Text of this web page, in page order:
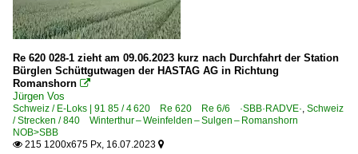
Winterthur
Bahntechnische Einrichtungen und Kunstbauten
Fahrleitung
Tunnel, Viadukte und Kreuzungsbauwerke
Dampfloks | Fahrzeuge ausländischer Baureihen
Re 620 028-1 zieht am 09.06.2023 kurz nach Durchfahrt der Station
Bürglen Schüttgutwagen der HASTAG AG in Richtung
Romanshorn 
Jürgen Vos
Schweiz / E-Loks | 91 85 / 4 620 Re 620 Re 6/6 ·SBB·RADVE·, Schweiz
/ Strecken / 840 Winterthur – Weinfelden – Sulgen – Romanshorn
NOB>SBB
 215 1200x675 Px, 16.07.2023 